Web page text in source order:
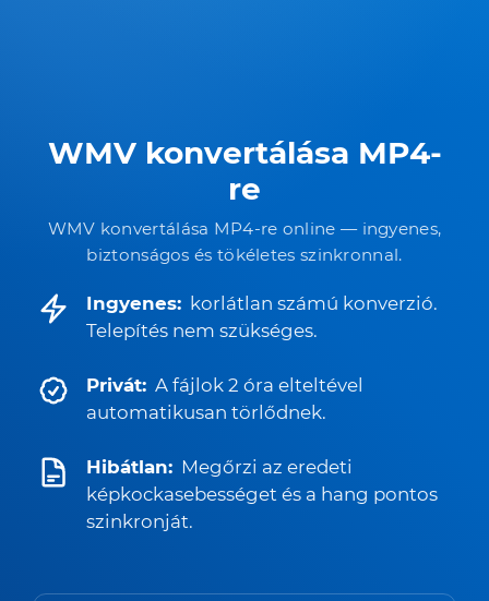
WMV konvertálása MP4-
re
WMV konvertálása MP4-re online — ingyenes,
biztonságos és tökéletes szinkronnal.
Ingyenes: korlátlan számú konverzió.
Telepítés nem szükséges.
Privát: A fájlok 2 óra elteltével
automatikusan törlődnek.
Hibátlan: Megőrzi az eredeti
képkockasebességet és a hang pontos
szinkronját.